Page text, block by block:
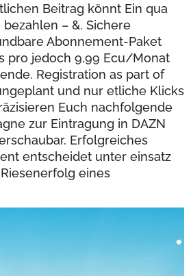
Beitrag könnt Ein qua
– &. Sichere
Abonnement-Paket
pro jedoch 9,99 Ecu/Monat
Registration as part of
und nur etliche Klicks
Euch nachfolgende
zur Eintragung in DAZN
Erfolgreiches
entscheidet unter einsatz
eines